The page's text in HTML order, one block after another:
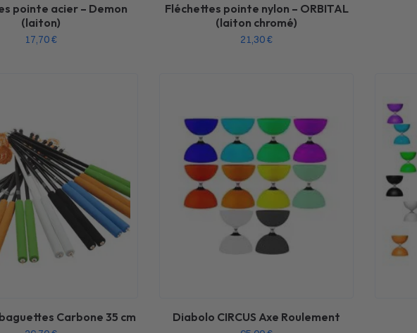
pointe acier – Demon
(laiton)
17,70€
Fléchettes pointe nylon – ORBITAL
(laiton chromé)
21,30€
Carbone 35 cm Diabolo CIRCUS Axe Roulement